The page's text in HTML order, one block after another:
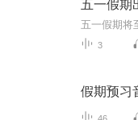
五一假期
3
假期预习